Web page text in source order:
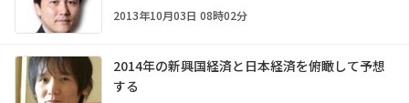
2013年10月03日 08時02分
2014年の新興国経済と日本経済を俯瞰して予想
する